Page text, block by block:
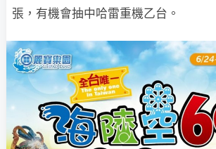
張，有機會抽中哈雷重機乙台。